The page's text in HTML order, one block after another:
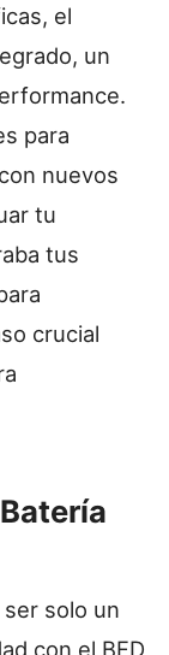
el
un
para
nuevos
tu
tus
crucial
ser solo un
con el BFD